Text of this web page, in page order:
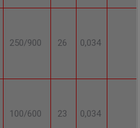
250/900 26 0,034
100/600 23 0,034